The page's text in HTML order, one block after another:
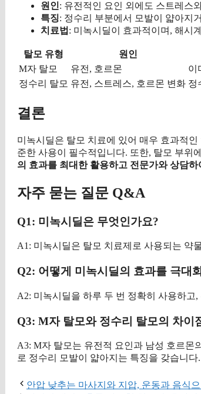
원인: 유전적인 요인 외에도 스트레스
특징: 정수리 부분에서 모발이 얇아지
치료법 : 미녹시딜이 효과적이며, 해시
탈모 유형 원인
M자 탈모
유전, 호르몬 이
정수리 탈모 유전, 스트레스, 호르몬 변화 정
결론
미녹시딜은 탈모 치료에 있어 매우 효과적
준한 사용이 필수적입니다. 또한, 탈모 부위
의 효과를 최대한 활용하고 전문가와 상담
자주 묻는 질문 Q&A
Q1: 미녹시딜은 무엇인가요?
A1: 미녹시딜은 탈모 치료제로 사용되는 약
Q2: 어떻게 미녹시딜의 효과를 극대
A2: 미녹시딜을 하루 두 번 정확히 사용하
Q3: M자 탈모와 정수리 탈모의 차이
A3: M자 탈모는 유전적 요인과 남성 호르몬
로 정수리 모발이 얇아지는 특징을 갖습니다.
안압 낮추는 마사지와 지압, 운동과 음식